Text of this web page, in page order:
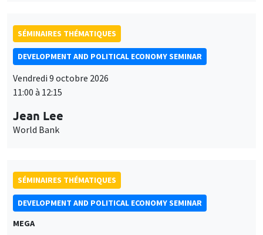
SÉMINAIRES THÉMATIQUES
DEVELOPMENT AND POLITICAL ECONOMY SEMINAR
Vendredi 9 octobre 2026
11:00 à 12:15
Jean Lee
World Bank
SÉMINAIRES THÉMATIQUES
DEVELOPMENT AND POLITICAL ECONOMY SEMINAR
MEGA